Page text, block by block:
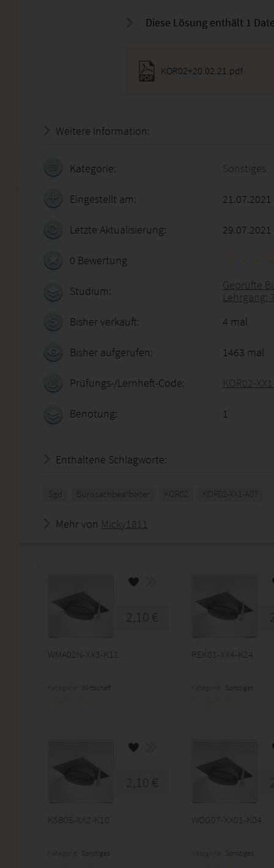
Diese Lösung enthält 1
KOR02+20.02.21.pdf
Weitere Information:
Kategorie: Sonstiges
Eingestellt am:
Letzte Aktualisierung: 29.07.2021
0 Bewertung
Studium:
Geprüfte
Lehrgang:
Bisher verkauft:
4 mal
Bisher aufgerufen: 1463 mal
Prüfungs-/Lernheft-Code: KOR02-
Benotung: 1
Enthaltene Schlagworte:
Sgd Bürosachbearbeiter KOR02 KOR02-XX1-A07
Mehr von Micky1811
2,10 €
WMA02N-XX3-K11
Wirtschaft
REK01-XX4-K24
Sonstiges
2,10 €
KSB05-XX2-K10
Sonstiges
WOG07-XX01-K04
Sonstiges